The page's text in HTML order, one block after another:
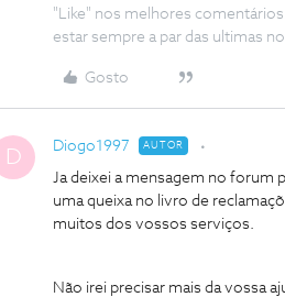
"Like" nos melhores
estar sempre a par das ultimas
Gosto
D Diogo1997 AUTOR
Ja deixei a mensagem no forum
uma queixa no livro de
muitos dos vossos serviços.
Não irei precisar mais da vossa